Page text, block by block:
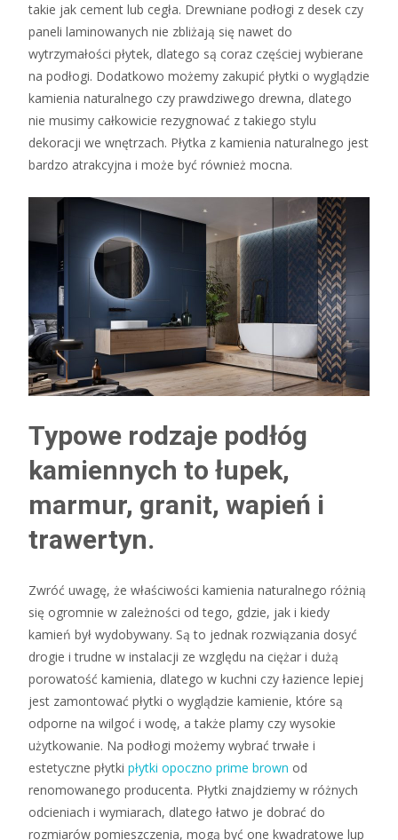
takie jak cement lub cegła. Drewniane podłogi z desek czy
paneli laminowanych nie zbliżają się nawet do
wytrzymałości płytek, dlatego są coraz częściej wybierane
na podłogi. Dodatkowo możemy zakupić płytki o wyglądzie
kamienia naturalnego czy prawdziwego drewna, dlatego
nie musimy całkowicie rezygnować z takiego stylu
dekoracji we wnętrzach. Płytka z kamienia naturalnego jest
bardzo atrakcyjna i może być również mocna.
Typowe rodzaje podłóg
kamiennych to łupek,
marmur, granit, wapień i
trawertyn.
Zwróć uwagę, że właściwości kamienia naturalnego różnią
się ogromnie w zależności od tego, gdzie, jak i kiedy
kamień był wydobywany. Są to jednak rozwiązania dosyć
drogie i trudne w instalacji ze względu na ciężar i dużą
porowatość kamienia, dlatego w kuchni czy łazience lepiej
jest zamontować płytki o wyglądzie kamienie, które są
odporne na wilgoć i wodę, a także plamy czy wysokie
użytkowanie. Na podłogi możemy wybrać trwałe i
estetyczne płytki płytki opoczno prime brown od
renomowanego producenta. Płytki znajdziemy w różnych
odcieniach i wymiarach, dlatego łatwo je dobrać do
rozmiarów pomieszczenia, mogą być one kwadratowe lup